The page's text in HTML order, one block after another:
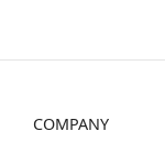
COMPANY